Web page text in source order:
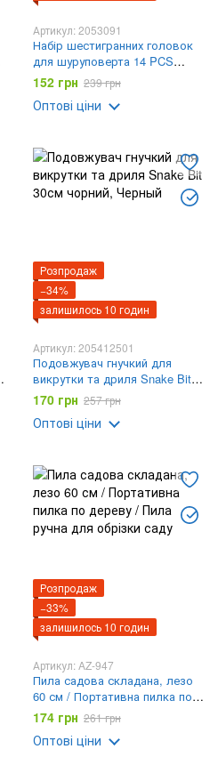
Артикул: 2053091
Набір шестигранних головок
для шуруповерта 14 PCS
sleeve AND
152 грн 239 грн
Оптові ціни
Розпродаж
−34%
залишилось 10 годин
Артикул: 205412501
Подовжувач гнучкий для
викрутки та дриля Snake Bit
30см чорний
170 грн 257 грн
Оптові ціни
Розпродаж
−33%
залишилось 10 годин
Артикул: AZ-947
Пила садова складана, лезо
60 см / Портативна пилка по
дереву / Пила ручна для
обрізки саду
174 грн 261 грн
Оптові ціни